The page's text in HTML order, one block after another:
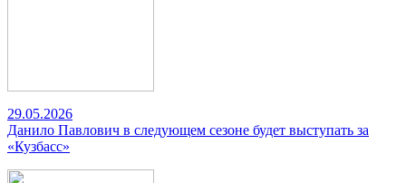
29.05.2026
Данило Павлович в следующем сезоне будет выступать за
«Кузбасс»